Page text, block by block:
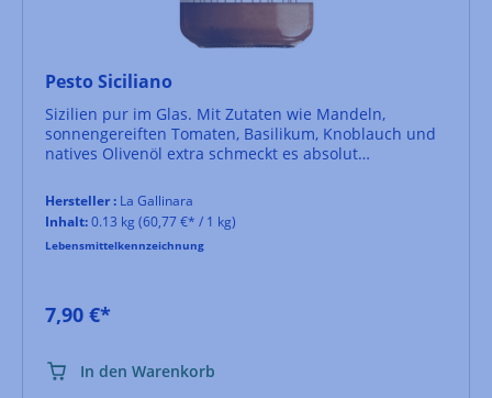
Pesto Siciliano
Sizilien pur im Glas. Mit Zutaten wie Mandeln,
sonnengereiften Tomaten, Basilikum, Knoblauch und
natives Olivenöl extra schmeckt es absolut
und als Bruschetta-Aufstrich geeignet.
Hersteller : La Gallinara
Inhalt:0.13 kg (60,77 €* / 1 kg)
Lebensmittelkennzeichnung
7,90 €*
In den Warenkorb